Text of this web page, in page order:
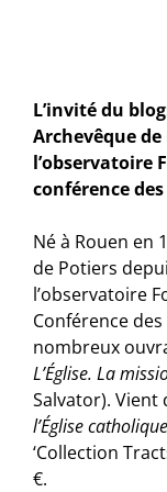
L’invité du
Archevêque
l’observatoire
conférence
Né à Rouen en
de Potiers
l’observatoire
Conférence
nombreux
L’Église. La
Salvator).
l’Église
‘Collection
€.